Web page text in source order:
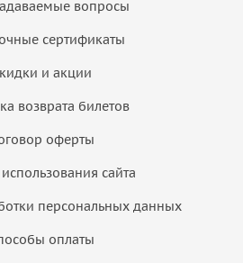
вопросы
сертификаты
и акции
возврата билетов
оферты
сайта
персональных данных
оплаты